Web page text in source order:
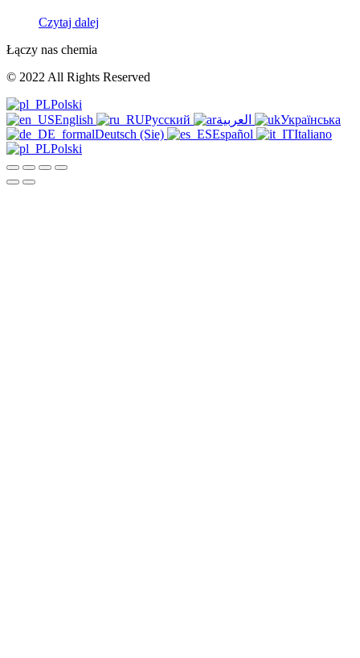
Czytaj dalej
Łączy nas chemia
© 2022 All Rights Reserved
Polski
English
Русский
Українська
Deutsch (Sie)
Español
Italiano
Polski